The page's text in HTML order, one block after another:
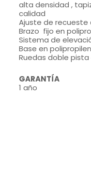
alta densidad ,
calidad
Ajuste de recueste
Brazo fijo en
Sistema de
Base en
Ruedas doble
GARANTÍA
1 año